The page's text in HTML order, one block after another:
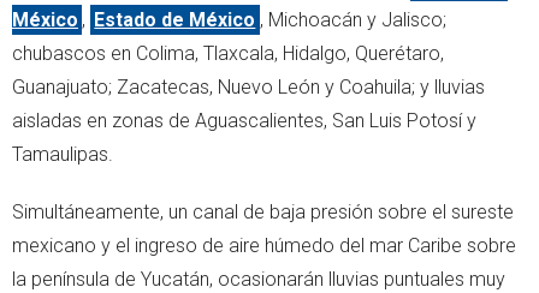
México , Estado de México , Michoacán y Jalisco;
chubascos en Colima, Tlaxcala, Hidalgo, Querétaro,
Guanajuato; Zacatecas, Nuevo León y Coahuila; y lluvias
aisladas en zonas de Aguascalientes, San Luis Potosí y
Tamaulipas.
Simultáneamente, un canal de baja presión sobre el sureste
mexicano y el ingreso de aire húmedo del mar Caribe sobre
la península de Yucatán, ocasionarán lluvias puntuales muy